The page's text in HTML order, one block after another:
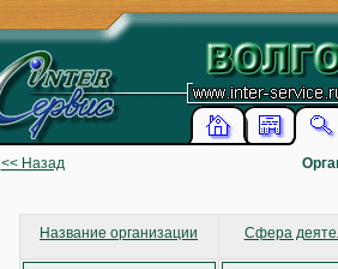
<< Назад
Название организации Сфера